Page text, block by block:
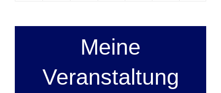
Meine
Veranstaltung